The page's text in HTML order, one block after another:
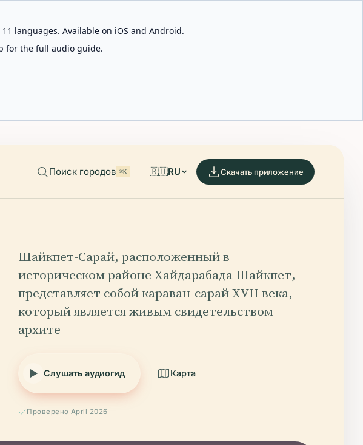
languages. Available on iOS and Android.
for the full audio guide.
Поиск городов ⌘K 🇷🇺RU Скачать приложение
Шайкпет-Сарай, расположенный в
историческом районе Хайдарабада Шайкпет,
представляет собой караван-сарай XVII века,
который является живым свидетельством
архите
Слушать аудиогид Карта
Проверено April 2026